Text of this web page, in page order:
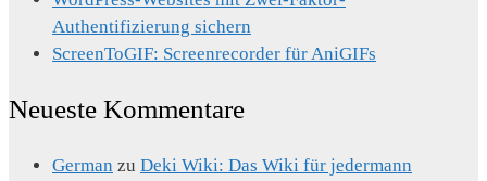
Authentifizierung sichern
ScreenToGIF: Screenrecorder für AniGIFs
Neueste Kommentare
German zu Deki Wiki: Das Wiki für jedermann